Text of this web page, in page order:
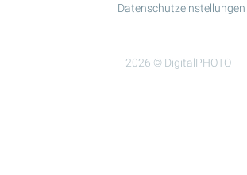
2026 © DigitalPHOTO
Datenschutzeinstellungen